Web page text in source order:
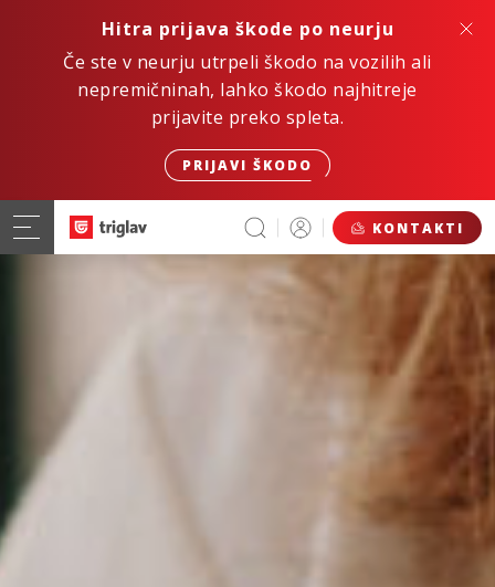
Hitra prijava škode po neurju
Če ste v neurju utrpeli škodo na vozilih ali
nepremičninah, lahko škodo najhitreje
prijavite preko spleta.
PRIJAVI ŠKODO
KONTAKTI